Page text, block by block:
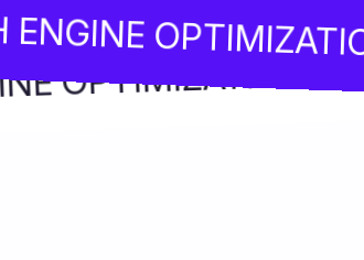
OPTIMIZATION
ENGINE